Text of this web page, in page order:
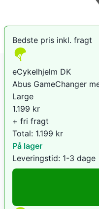
Sammenlign
Bedste pris inkl. fragt
eCykelhjelm DK
Abus GameChanger
Large
1.199 kr
+ fri fragt
Total: 1.199 kr
På lager
Leveringstid: 1-3 dage